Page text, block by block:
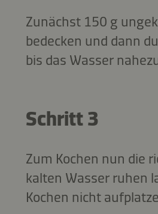
Zunächst 150 g
bedecken und dann
bis das Wasser
Schritt 3
Zum Kochen nun die
kalten Wasser ruhen
Kochen nicht